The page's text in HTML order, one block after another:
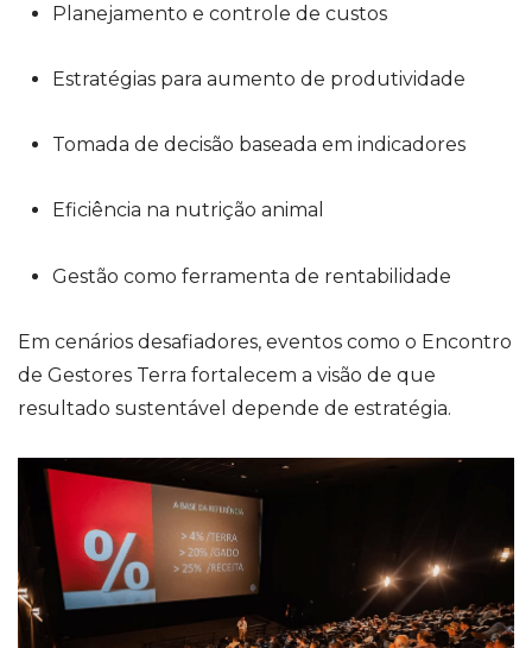
Planejamento e controle de custos
Estratégias para aumento de produtividade
Tomada de decisão baseada em indicadores
Eficiência na nutrição animal
Gestão como ferramenta de rentabilidade
Em cenários desafiadores, eventos como o Encontro
de Gestores Terra fortalecem a visão de que
resultado sustentável depende de estratégia.